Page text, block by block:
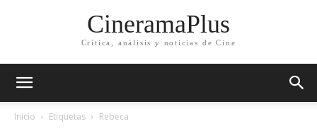
CineramaPlus
Crítica, análisis y noticias de Cine
Inicio Etiquetas Rebeca